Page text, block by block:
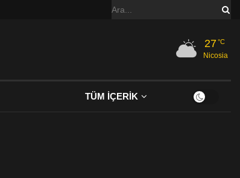
27°C
Nicosia
TÜM İÇERİK